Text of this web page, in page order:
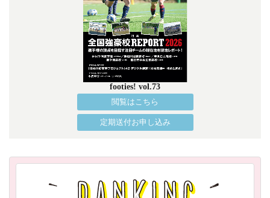
footies! vol.73
閲覧はこちら
定期送付お申し込み